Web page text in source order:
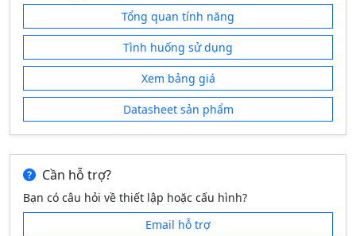
Tổng quan tính năng
Tình huống sử dụng
Xem bảng giá
Datasheet sản phẩm
Cần hỗ trợ?
Bạn có câu hỏi về thiết lập hoặc cấu hình?
Email hỗ trợ